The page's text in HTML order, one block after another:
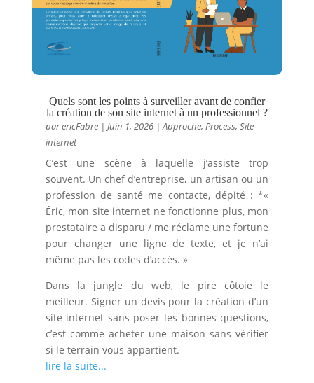
Quels sont les points à surveiller avant de confier
la création de son site internet à un professionnel ?
parericFabre| Juin 1, 2026|Approche, Process, Site
internet
C’est une scène à laquelle j’assiste trop
souvent. Un chef d’entreprise, un artisan ou un
profession de santé me contacte, dépité : *«
Éric, mon site internet ne fonctionne plus, mon
prestataire a disparu / me réclame une fortune
pour changer une ligne de texte, et je n’ai
même pas les codes d’accès. »
Dans la jungle du web, le pire côtoie le
meilleur. Signer un devis pour la création d’un
site internet sans poser les bonnes questions,
c’est comme acheter une maison sans vérifier
si le terrain vous appartient.
lire la suite...